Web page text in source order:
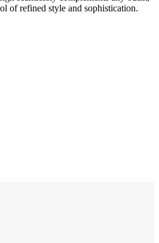
of refined style and sophistication.